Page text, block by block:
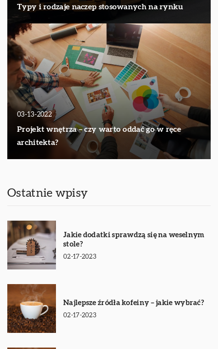
Typy i rodzaje naczep stosowanych na rynku
03-13-2022
Projekt wnętrza – czy warto oddać go w ręce
architekta?
Ostatnie wpisy
Jakie dodatki sprawdzą się na weselnym
stole?
02-17-2023
Najlepsze źródła kofeiny – jakie wybrać?
02-17-2023